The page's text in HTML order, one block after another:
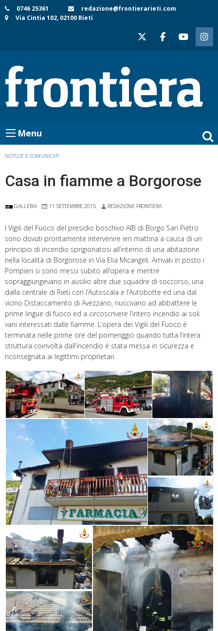
Skip
to
0746 25361
redazione@frontierarieti.com
Via Cintia 102, 02100 Rieti
Menu
NOTIZIE E COMUNICATI
Casa in fiamme a Borgorose
GALLERIA 11 SETTEMBRE 2015 REDAZIONE FRONTIERA
I Vigili del Fuoco del presidio boschivo AIB di Borgo San Pietro
sono dovuti prontamente intervenire ieri mattina a causa di un
principio di incendio sprigionatosi all’interno di una abitazione
nella località di Borgorose in Via Elia Micangeli. Arrivati in posto i
Pompieri si sono messi subito all’opera e mentre
sopraggiungevano in ausilio altre due squadre di soccorso, una
dalla centrale di Rieti con l’Autoscala e l’Autobotte ed una dal
vicino Distaccamento di Avezzano, riuscivano ad abbattere le
prime lingue di fuoco ed a circoscrivere l’intero incendio ai soli
vani interessati dalle fiamme. L’opera dei Vigili del Fuoco è
terminata nelle prime ore del pomeriggio quando tutta l’intera
struttura coinvolta dall’incendio è stata messa in sicurezza e
riconsegnata ai legittimi proprietari.